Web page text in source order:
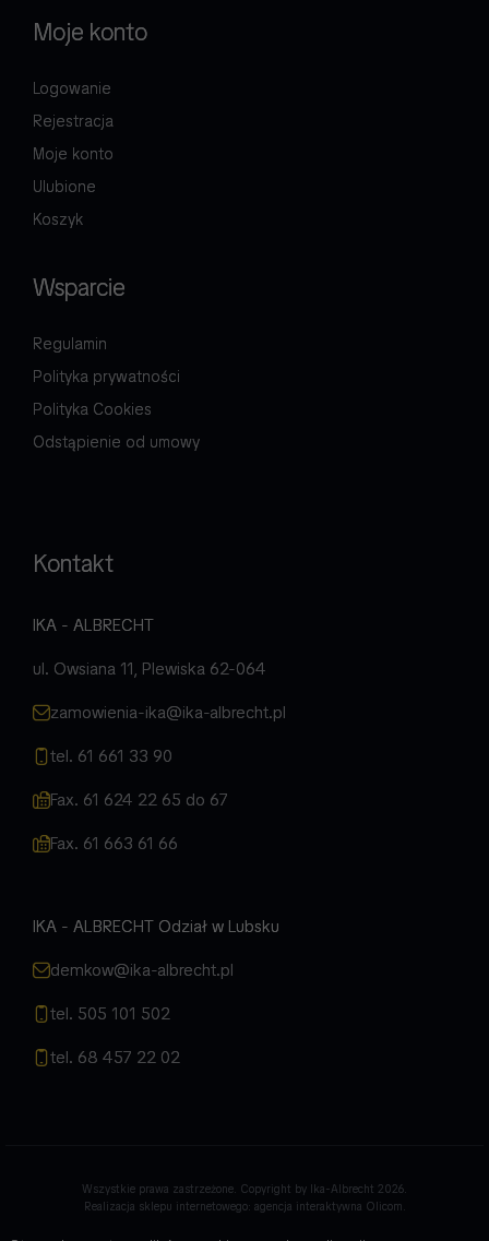
Moje konto
Logowanie
Rejestracja
Moje konto
Ulubione
Koszyk
Wsparcie
Regulamin
Polityka prywatności
Polityka Cookies
Odstąpienie od umowy
Kontakt
IKA - ALBRECHT
ul. Owsiana 11, Plewiska 62-064
zamowienia-ika@ika-albrecht.pl
tel. 61 661 33 90
Fax. 61 624 22 65 do 67
Fax. 61 663 61 66
IKA - ALBRECHT Odział w Lubsku
demkow@ika-albrecht.pl
tel. 505 101 502
tel. 68 457 22 02
Wszystkie prawa zastrzeżone. Copyright by Ika-Albrecht 2026.
Realizacja sklepu internetowego: agencja interaktywna Olicom.